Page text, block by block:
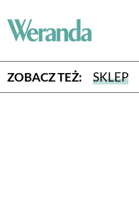
ZOBACZ TEŻ: SKLEP